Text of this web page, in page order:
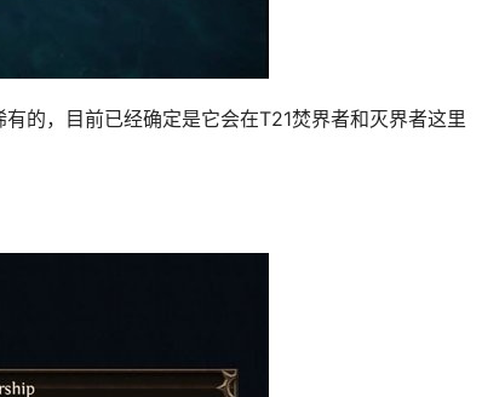
的，目前已经确定是它会在T21焚界者和灭界者这里